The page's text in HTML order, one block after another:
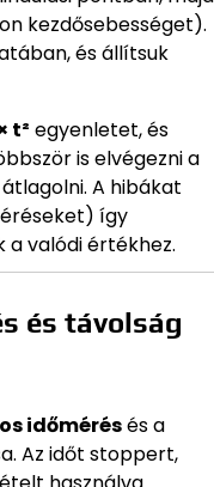
kezdősebességet).
és állítsuk
t² egyenletet, és
is elvégezni a
A hibákat
így
a valódi értékhez.
és távolság
időmérésés a
Az időt stoppert,